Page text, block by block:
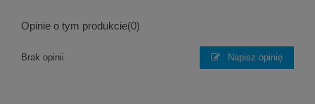
Opinie o tym produkcie(0)
Brak opinii Napisz opinię